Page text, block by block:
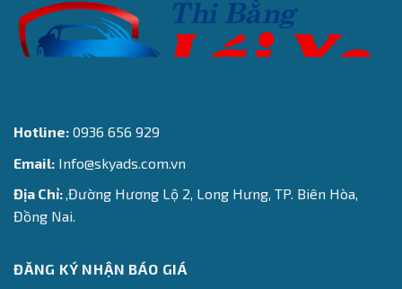
Hotline: 0936 656 929
Email: Info@skyads.com.vn
Địa Chỉ:,Đường Hương Lộ 2, Long Hưng, TP. Biên Hòa,
Đồng Nai.
ĐĂNG KÝ NHẬN BÁO GIÁ